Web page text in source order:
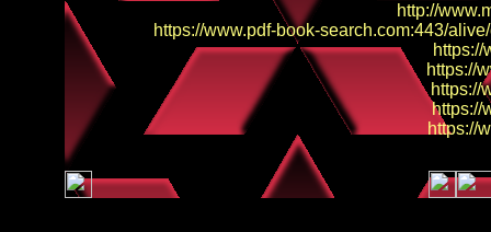
http://
https://www.pdf-book-search.com:443/
https://
https://
https://
https://
https://